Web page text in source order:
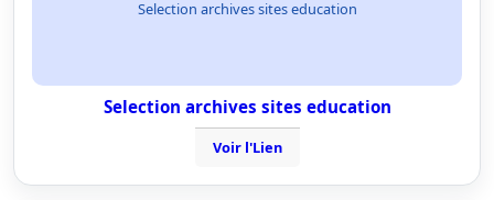
Selection archives sites education
Selection archives sites education
Voir l'Lien